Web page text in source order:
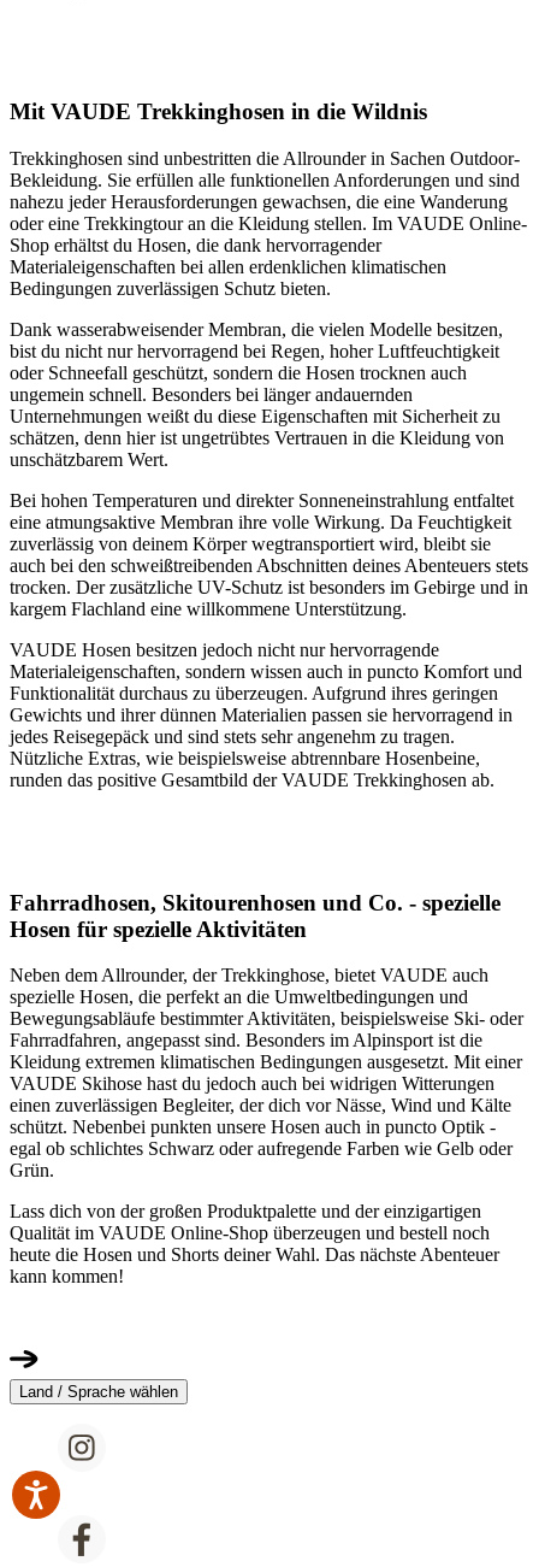
Mit VAUDE Trekkinghosen in die Wildnis
Trekkinghosen sind unbestritten die Allrounder in Sachen Outdoor-
Bekleidung. Sie erfüllen alle funktionellen Anforderungen und sind
nahezu jeder Herausforderungen gewachsen, die eine Wanderung
oder eine Trekkingtour an die Kleidung stellen. Im VAUDE Online-
Shop erhältst du Hosen, die dank hervorragender
Materialeigenschaften bei allen erdenklichen klimatischen
Bedingungen zuverlässigen Schutz bieten.
Dank wasserabweisender Membran, die vielen Modelle besitzen,
bist du nicht nur hervorragend bei Regen, hoher Luftfeuchtigkeit
oder Schneefall geschützt, sondern die Hosen trocknen auch
ungemein schnell. Besonders bei länger andauernden
Unternehmungen weißt du diese Eigenschaften mit Sicherheit zu
schätzen, denn hier ist ungetrübtes Vertrauen in die Kleidung von
unschätzbarem Wert.
Bei hohen Temperaturen und direkter Sonneneinstrahlung entfaltet
eine atmungsaktive Membran ihre volle Wirkung. Da Feuchtigkeit
zuverlässig von deinem Körper wegtransportiert wird, bleibt sie
auch bei den schweißtreibenden Abschnitten deines Abenteuers stets
trocken. Der zusätzliche UV-Schutz ist besonders im Gebirge und in
kargem Flachland eine willkommene Unterstützung.
VAUDE Hosen besitzen jedoch nicht nur hervorragende
Materialeigenschaften, sondern wissen auch in puncto Komfort und
Funktionalität durchaus zu überzeugen. Aufgrund ihres geringen
Gewichts und ihrer dünnen Materialien passen sie hervorragend in
jedes Reisegepäck und sind stets sehr angenehm zu tragen.
Nützliche Extras, wie beispielsweise abtrennbare Hosenbeine,
runden das positive Gesamtbild der VAUDE Trekkinghosen ab.
Fahrradhosen, Skitourenhosen und Co. - spezielle
Hosen für spezielle Aktivitäten
Neben dem Allrounder, der Trekkinghose, bietet VAUDE auch
spezielle Hosen, die perfekt an die Umweltbedingungen und
Bewegungsabläufe bestimmter Aktivitäten, beispielsweise Ski- oder
Fahrradfahren, angepasst sind. Besonders im Alpinsport ist die
Kleidung extremen klimatischen Bedingungen ausgesetzt. Mit einer
VAUDE Skihose hast du jedoch auch bei widrigen Witterungen
einen zuverlässigen Begleiter, der dich vor Nässe, Wind und Kälte
schützt. Nebenbei punkten unsere Hosen auch in puncto Optik -
egal ob schlichtes Schwarz oder aufregende Farben wie Gelb oder
Grün.
Lass dich von der großen Produktpalette und der einzigartigen
Qualität im VAUDE Online-Shop überzeugen und bestell noch
heute die Hosen und Shorts deiner Wahl. Das nächste Abenteuer
kann kommen!
Land / Sprache wählen